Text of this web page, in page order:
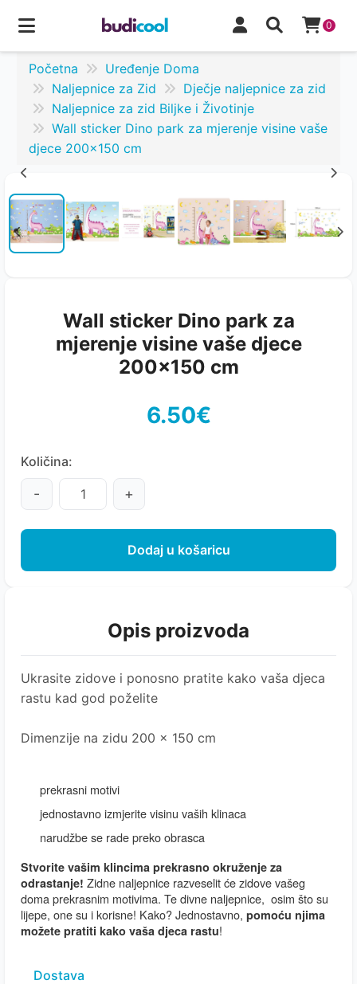
0
Početna
Uređenje Doma
Naljepnice za Zid
Dječje naljepnice za zid
Naljepnice za zid Biljke i Životinje
Wall sticker Dino park za mjerenje visine vaše
djece 200x150 cm
Wall sticker Dino park za
mjerenje visine vaše djece
200x150 cm
6.50€
Količina:
- +
Dodaj u košaricu
Opis proizvoda
Ukrasite zidove i ponosno pratite kako vaša djeca
rastu kad god poželite
Dimenzije na zidu 200 x 150 cm
prekrasni motivi
jednostavno izmjerite visinu vaših klinaca
narudžbe se rade preko obrasca
Stvorite vašim klincima prekrasno okruženje za
odrastanje! Zidne naljepnice razveselit će zidove vašeg
doma prekrasnim motivima. Te divne naljepnice, osim što su
lijepe, one su i korisne! Kako? Jednostavno, pomoću njima
možete pratiti kako vaša djeca rastu!
Dostava